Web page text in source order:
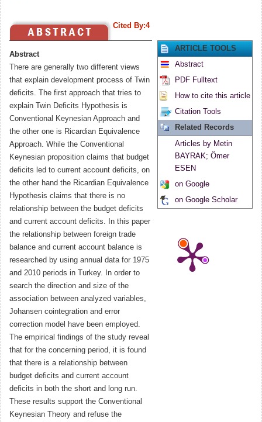
Cited By:4
Abstract
There are generally two different views
that explain development process of Twin
deficits. The first approach that tries to
explain Twin Deficits Hypothesis is
Conventional Keynesian Approach and
the other one is Ricardian Equivalence
Approach. While the Conventional
Keynesian proposition claims that budget
deficits led to current account deficits, on
the other hand the Ricardian Equivalence
Hypothesis claims that there is no
relationship between the budget deficits
and current account deficits. In this paper
the relationship between foreign trade
balance and current account balance is
researched by using annual data for 1975
and 2010 periods in Turkey. In order to
search the direction and size of the
association between analyzed variables,
Johansen cointegration and error
correction model have been employed.
The empirical findings of the study reveal
that for the concerning period, it is found
that there is a relationship between
budget deficits and current account
deficits in both the short and long run.
These results support the Conventional
Keynesian Theory and refuse the
ARTICLE TOOLS
Abstract
PDF Fulltext
How to cite this article
Citation Tools
Related Records
Articles by Metin
BAYRAK; Ömer
ESEN
on Google
on Google Scholar